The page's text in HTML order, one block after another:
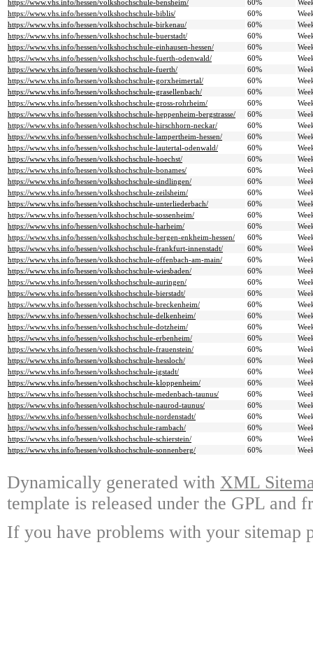
https://www.vhs.info/hessen/volkshochschule-bensheim/
60%
https://www.vhs.info/hessen/volkshochschule-biblis/
60%
https://www.vhs.info/hessen/volkshochschule-birkenau/
60%
https://www.vhs.info/hessen/volkshochschule-buerstadt/
60%
https://www.vhs.info/hessen/volkshochschule-einhausen-hessen/
60%
https://www.vhs.info/hessen/volkshochschule-fuerth-odenwald/
60%
https://www.vhs.info/hessen/volkshochschule-fuerth/
60%
https://www.vhs.info/hessen/volkshochschule-gorxheimertal/
60%
https://www.vhs.info/hessen/volkshochschule-grasellenbach/
60%
https://www.vhs.info/hessen/volkshochschule-gross-rohrheim/
60%
https://www.vhs.info/hessen/volkshochschule-heppenheim-bergstrasse/
60%
https://www.vhs.info/hessen/volkshochschule-hirschhorn-neckar/
60%
https://www.vhs.info/hessen/volkshochschule-lampertheim-hessen/
60%
https://www.vhs.info/hessen/volkshochschule-lautertal-odenwald/
60%
https://www.vhs.info/hessen/volkshochschule-hoechst/
60%
https://www.vhs.info/hessen/volkshochschule-bonames/
60%
https://www.vhs.info/hessen/volkshochschule-sindlingen/
60%
https://www.vhs.info/hessen/volkshochschule-zeilsheim/
60%
https://www.vhs.info/hessen/volkshochschule-unterliederbach/
60%
https://www.vhs.info/hessen/volkshochschule-sossenheim/
60%
https://www.vhs.info/hessen/volkshochschule-harheim/
60%
https://www.vhs.info/hessen/volkshochschule-bergen-enkheim-hessen/
60%
https://www.vhs.info/hessen/volkshochschule-frankfurt-innenstadt/
60%
https://www.vhs.info/hessen/volkshochschule-offenbach-am-main/
60%
https://www.vhs.info/hessen/volkshochschule-wiesbaden/
60%
https://www.vhs.info/hessen/volkshochschule-auringen/
60%
https://www.vhs.info/hessen/volkshochschule-bierstadt/
60%
https://www.vhs.info/hessen/volkshochschule-breckenheim/
60%
https://www.vhs.info/hessen/volkshochschule-delkenheim/
60%
https://www.vhs.info/hessen/volkshochschule-dotzheim/
60%
https://www.vhs.info/hessen/volkshochschule-erbenheim/
60%
https://www.vhs.info/hessen/volkshochschule-frauenstein/
60%
https://www.vhs.info/hessen/volkshochschule-hessloch/
60%
https://www.vhs.info/hessen/volkshochschule-igstadt/
60%
https://www.vhs.info/hessen/volkshochschule-kloppenheim/
60%
https://www.vhs.info/hessen/volkshochschule-medenbach-taunus/
60%
https://www.vhs.info/hessen/volkshochschule-naurod-taunus/
60%
https://www.vhs.info/hessen/volkshochschule-nordenstadt/
60%
https://www.vhs.info/hessen/volkshochschule-rambach/
60%
https://www.vhs.info/hessen/volkshochschule-schierstein/
60%
https://www.vhs.info/hessen/volkshochschule-sonnenberg/
60%
Dynamically generated with XML
template is released under the GPL and
If you have problems with your sitemap